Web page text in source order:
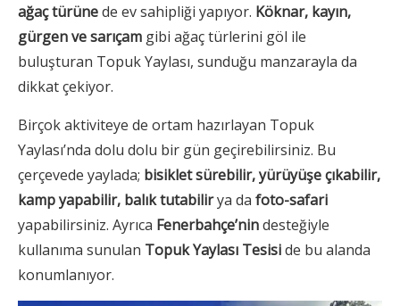
ağaç türünede ev sahipliği yapıyor. Köknar, kayın,
gürgen ve sarıçam gibi ağaç türlerini göl ile
buluşturan Topuk Yaylası, sunduğu manzarayla da
dikkat çekiyor.
Birçok aktiviteye de ortam hazırlayan Topuk
Yaylası’nda dolu dolu bir gün geçirebilirsiniz. Bu
çerçevede yaylada; bisiklet sürebilir, yürüyüşe çıkabilir,
kamp yapabilir, balık tutabilirya da foto-safari
yapabilirsiniz. Ayrıca Fenerbahçe’nindesteğiyle
kullanıma sunulan Topuk Yaylası Tesiside bu alanda
konumlanıyor.